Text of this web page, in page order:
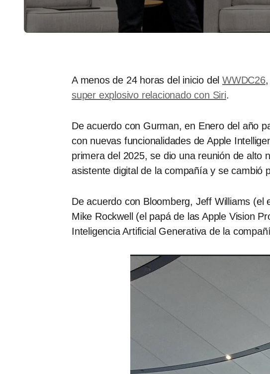
A menos de 24 horas del inicio del WWDC26,
super explosivo relacionado con Siri.
De acuerdo con Gurman, en Enero del año
con nuevas funcionalidades de Apple
primera del 2025, se dio una reunión de alto
asistente digital de la compañía y se cambió
De acuerdo con Bloomberg, Jeff Williams
Mike Rockwell (el papá de las Apple Vision
Inteligencia Artificial Generativa de la